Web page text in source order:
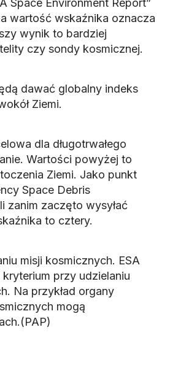
Space Environment Report”
wartość wskaźnika oznacza
wynik to bardziej
czy sondy kosmicznej.
dawać globalny indeks
Ziemi.
dla długotrwałego
Wartości powyżej to
Ziemi. Jako punkt
Space Debris
zanim zaczęto wysyłać
to cztery.
misji kosmicznych. ESA
przy udzielaniu
Na przykład organy
mogą